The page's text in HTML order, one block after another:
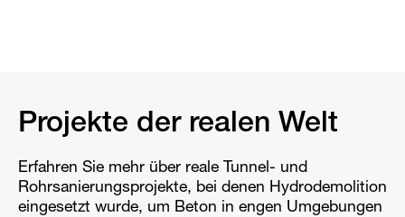
Projekte der realen Welt
Erfahren Sie mehr über reale Tunnel- und
Rohrsanierungsprojekte, bei denen Hydrodemolition
eingesetzt wurde, um Beton in engen Umgebungen